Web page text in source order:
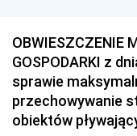
OBWIESZCZENIE
GOSPODARKI z
sprawie
przechowywanie
obiektów